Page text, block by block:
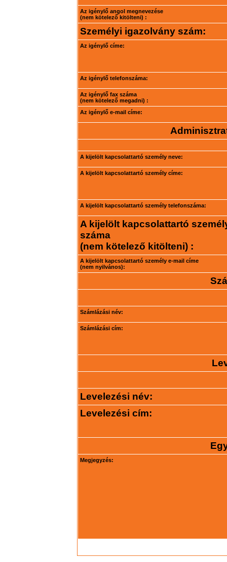
Az igénylő angol megnevezése
(nem kötelező kitölteni) :
Személyi igazolvány szám:
Az igénylő címe:
Az igénylő telefonszáma:
Az igénylő fax száma
(nem kötelező megadni) :
Az igénylő e-mail címe:
A kijelölt kapcsolattartó személy neve:
A kijelölt kapcsolattartó személy címe:
A kijelölt kapcsolattartó személy telefonszáma:
A kijelölt kapcsolattartó
száma
(nem kötelező kitölteni) :
A kijelölt kapcsolattartó személy e-mail címe
(nem nyilvános):
Számlázási név:
Számlázási cím:
Levelezési név:
Levelezési cím:
Megjegyzés: